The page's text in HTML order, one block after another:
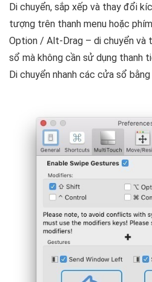
Di chuyển, sắp xếp và thay đổi
tượng trên thanh menu hoặc
Option / Alt-Drag – di chuyển
sổ mà không cần sử dụng thanh
Di chuyển nhanh các cửa sổ